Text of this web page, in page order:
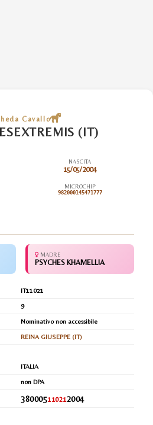
Cavallo
(IT)
NASCITA
15/05/2004
MICROCHIP
982000145471777
MADRE
PSYCHES KHAMELLIA
IT11021
9
Nominativo non accessibile
REINA GIUSEPPE (IT)
ITALIA
non DPA
380005110212004